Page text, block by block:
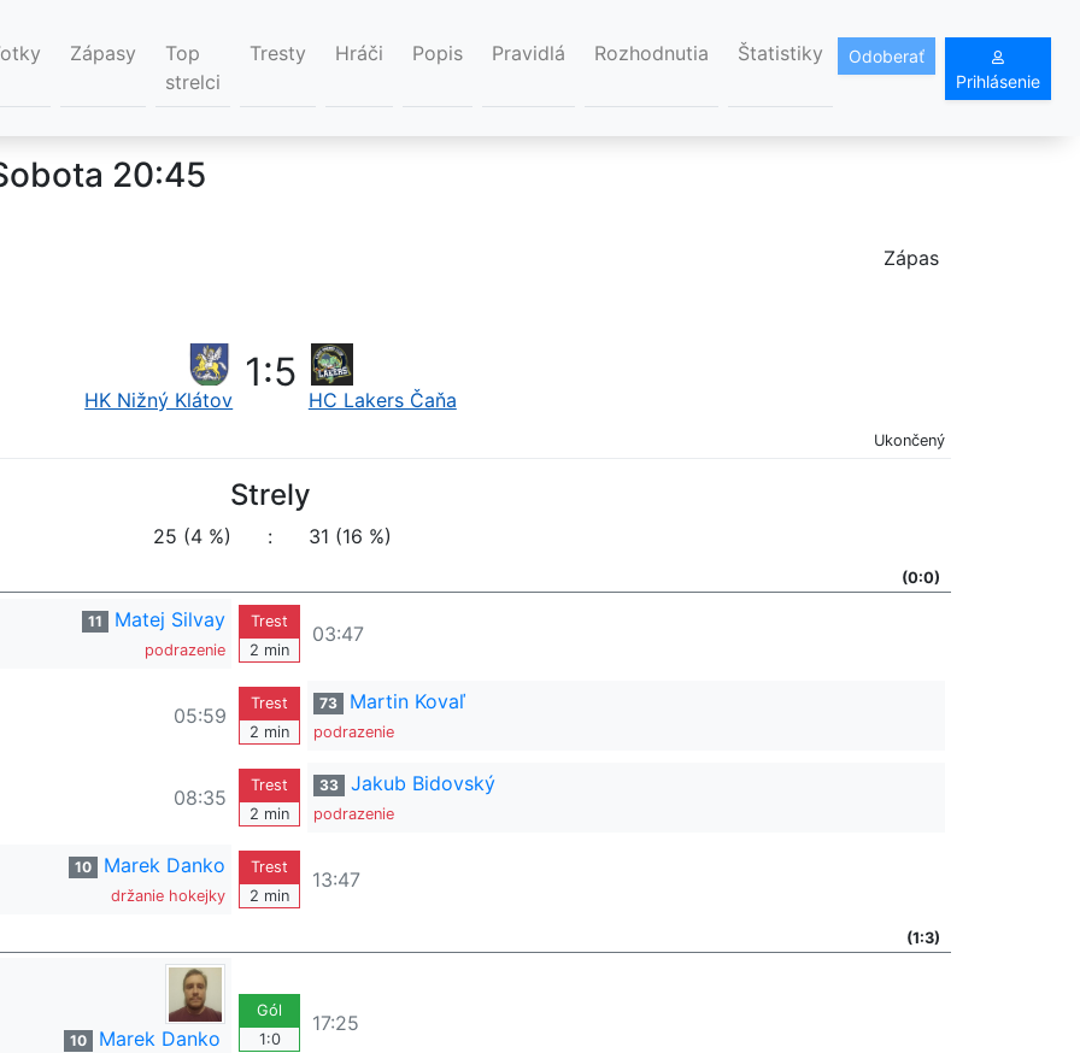
Zápasy
Top
strelci
Tresty Hráči Popis Pravidlá Rozhodnutia Štatistiky
Odoberať
Prihlásenie
20:45
Zápas
HK Nižný Klátov
1:5
HC Lakers Čaňa
Ukončený
Strely
25 (4 %) : 31 (16 %)
(0:0)
11 Matej Silvay
podrazenie
Trest
2 min
03:47
05:59
Trest
2 min
73 Martin Kovaľ
podrazenie
08:35
Trest
2 min
33 Jakub Bidovský
podrazenie
10 Marek Danko
držanie hokejky
Trest
2 min
13:47
(1:3)
10 Marek Danko
Gól
1:0
17:25